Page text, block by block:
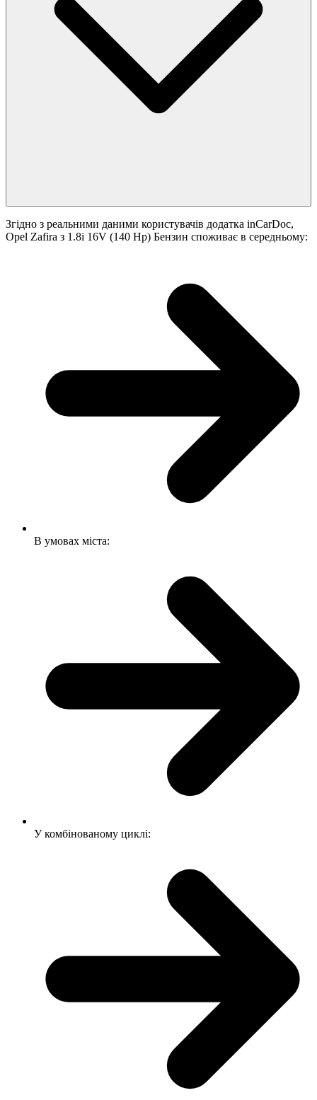
Згідно з реальними даними користувачів додатка inCarDoc,
Opel Zafira з 1.8i 16V (140 Hp) Бензин споживає в середньому:
В умовах міста:
У комбінованому циклі: